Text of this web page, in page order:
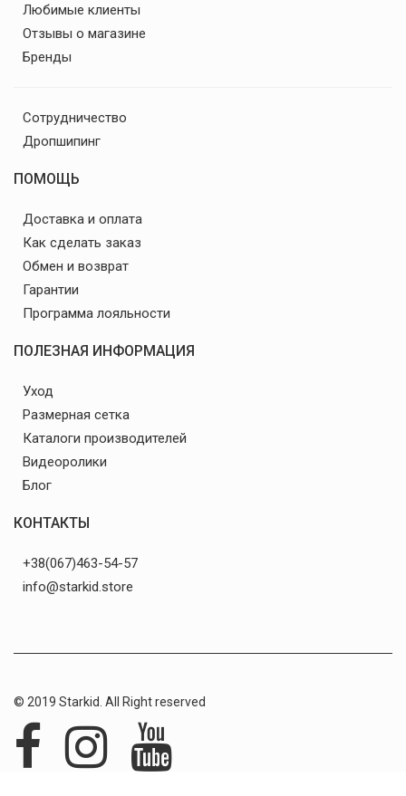
Любимые клиенты
Отзывы о магазине
Бренды
Сотрудничество
Дропшипинг
ПОМОЩЬ
Доставка и оплата
Как сделать заказ
Обмен и возврат
Гарантии
Программа лояльности
ПОЛЕЗНАЯ ИНФОРМАЦИЯ
Уход
Размерная сетка
Каталоги производителей
Видеоролики
Блог
КОНТАКТЫ
+38(067)463-54-57
info@starkid.store
© 2019 Starkid. All Right reserved